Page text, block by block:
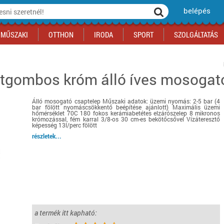
belépés
akciók
Sport akciók
MŰSZAKI OTTHON
Építkezés
Iskolakezdés, papír, írószer
Háziállatok
Biztonságtechnika
Ünnepi dekoráció
Fűtés
Autó
IRODA SPORT
gördeszka, roller
Fitneszközpont
Motor
SZOLGÁLTATÁS
parkolás
sütemények
ital
króm álló íves
Álló mosogató csaptelep Műszaki adatok: üzemi nyomás: 2-5 bar (4
bar fölött nyomáscsökkentő beépítése ajánlott) Maximális üzemi
hőmérséklet 70C 180 fokos kerámiabetétes elzárószelep 8 mikronos
krómozással, fém karral 3/8-os 30 cm-es bekötőcsővel Vízáteresztő
képesség 13l/perc fölött
részletek...
a termék itt kapható: